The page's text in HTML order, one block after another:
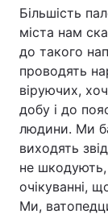
Контакти
Більшість
міста нам
до такого
проводять
віруючих,
добу і до
людини. Ми
виходять
не
очікуванні,
Ми,